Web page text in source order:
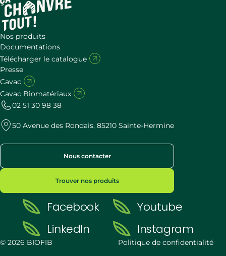
Nos produits
Documentations
Télécharger le catalogue
Presse
Cavac
Cavac Biomatériaux
02 51 30 98 38
50 Avenue des Rondais, 85210 Sainte-Hermine
Nous contacter
Trouver nos produits
Facebook
Youtube
LinkedIn
Instagram
© 2026 BIOFIB Politique de confidentialité